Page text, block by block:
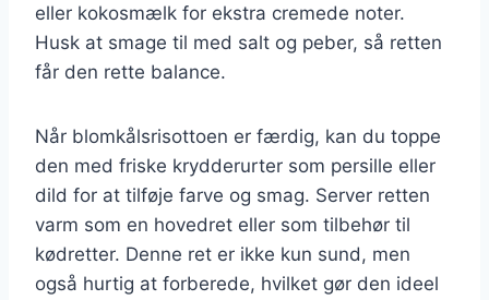
eller kokosmælk for ekstra cremede noter.
Husk at smage til med salt og peber, så retten
får den rette balance.
Når blomkålsrisottoen er færdig, kan du toppe
den med friske krydderurter som persille eller
dild for at tilføje farve og smag. Server retten
varm som en hovedret eller som tilbehør til
kødretter. Denne ret er ikke kun sund, men
også hurtig at forberede, hvilket gør den ideel